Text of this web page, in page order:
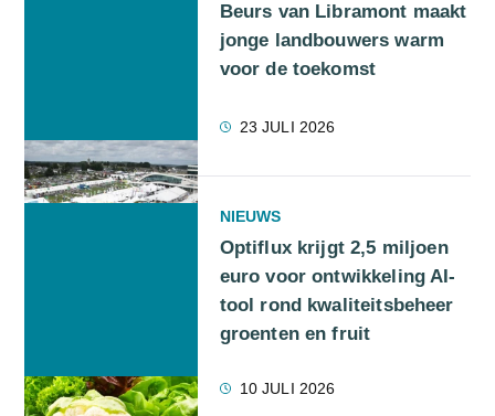
Beurs van Libramont maakt
jonge landbouwers warm
voor de toekomst
23 JULI 2026
NIEUWS
Optiflux krijgt 2,5 miljoen
euro voor ontwikkeling AI-
tool rond kwaliteitsbeheer
groenten en fruit
10 JULI 2026